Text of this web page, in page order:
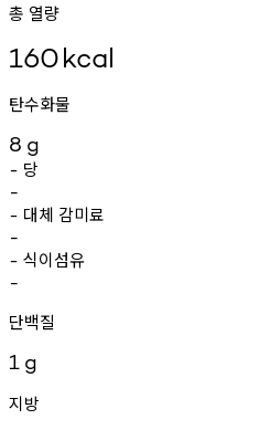
총 열량
160kcal
탄수화물
8 g
- 당
-
- 대체 감미료
-
- 식이섬유
-
단백질
1 g
지방